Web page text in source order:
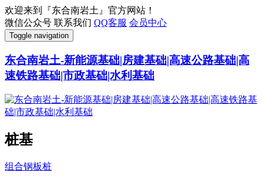
欢迎来到『东合南岩土』官方网站！
微信公众号 联系我们 QQ客服 会员中心
Toggle navigation
东合南岩土-新能源基础|房建基础|高速公路基础|高
速铁路基础|市政基础|水利基础
桩基
组合钢板桩